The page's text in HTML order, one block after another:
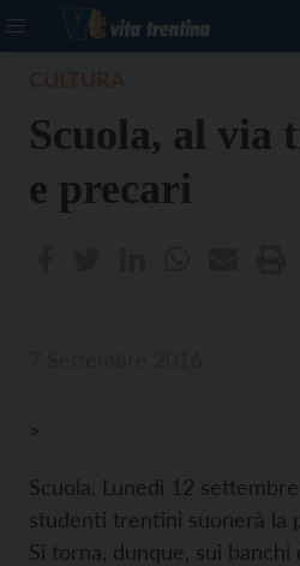
Scuola, al via
e precari
>
Scuola. Lunedì 12
studenti trentini suonerà la
Si torna, dunque, sui banchi